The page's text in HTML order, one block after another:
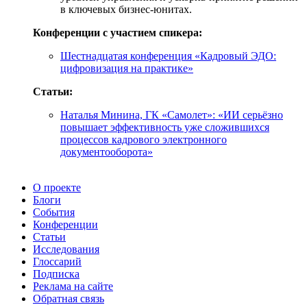
в ключевых бизнес-юнитах.
Конференции с участием спикера:
Шестнадцатая конференция «Кадровый ЭДО:
цифровизация на практике»
Статьи:
Наталья Минина, ГК «Самолет»: «ИИ серьёзно
повышает эффективность уже сложившихся
процессов кадрового электронного
документооборота»
О проекте
Блоги
События
Конференции
Статьи
Исследования
Глоссарий
Подписка
Реклама на сайте
Обратная связь